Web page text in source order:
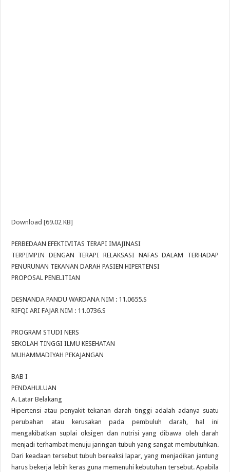
Download [69.02 KB]
PERBEDAAN EFEKTIVITAS TERAPI IMAJINASI
TERPIMPIN DENGAN TERAPI RELAKSASI NAFAS DALAM TERHADAP
PENURUNAN TEKANAN DARAH PASIEN HIPERTENSI
PROPOSAL PENELITIAN
DESNANDA PANDU WARDANA NIM : 11.0655.S
RIFQI ARI FAJAR NIM : 11.0736.S
PROGRAM STUDI NERS
SEKOLAH TINGGI ILMU KESEHATAN
MUHAMMADIYAH PEKAJANGAN
BAB I
PENDAHULUAN
A. Latar Belakang
Hipertensi atau penyakit tekanan darah tinggi adalah adanya suatu
perubahan atau kerusakan pada pembuluh darah, hal ini
mengakibatkan suplai oksigen dan nutrisi yang dibawa oleh darah
menjadi terhambat menuju jaringan tubuh yang sangat membutuhkan.
Dari keadaan tersebut tubuh bereaksi lapar, yang menjadikan jantung
harus bekerja lebih keras guna memenuhi kebutuhan tersebut. Apabila